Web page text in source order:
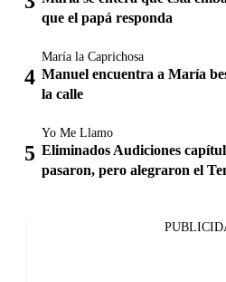
que el papá responda
María la Caprichosa
Manuel encuentra a María
la calle
Yo Me Llamo
Eliminados Audiciones
pasaron, pero alegraron el